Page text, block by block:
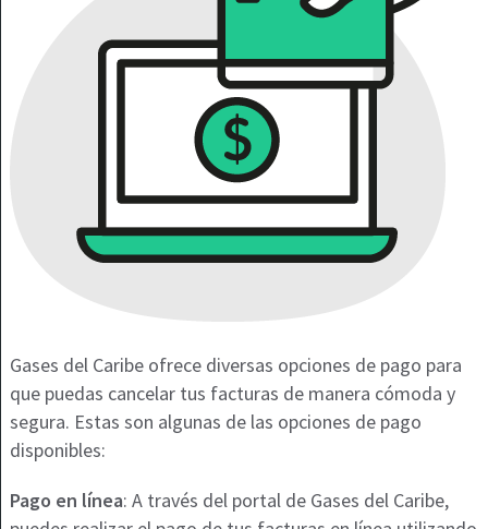
Gases del Caribe ofrece diversas opciones de pago para
que puedas cancelar tus facturas de manera cómoda y
segura. Estas son algunas de las opciones de pago
disponibles:
Pago en línea: A través del portal de Gases del Caribe,